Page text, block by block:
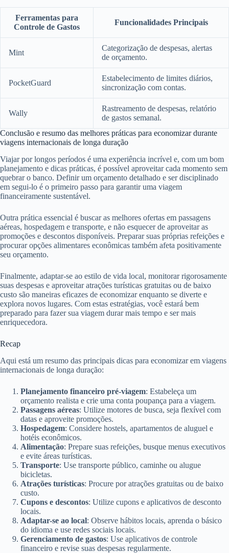
Ferramentas para
Controle de Gastos
Funcionalidades Principais
Mint
Categorização de despesas, alertas
de orçamento.
PocketGuard
Estabelecimento de limites diários,
sincronização com contas.
Wally
Rastreamento de despesas, relatório
de gastos semanal.
Conclusão e resumo das melhores práticas para economizar durante
viagens internacionais de longa duração
Viajar por longos períodos é uma experiência incrível e, com um bom
planejamento e dicas práticas, é possível aproveitar cada momento sem
quebrar o banco. Definir um orçamento detalhado e ser disciplinado
em segui-lo é o primeiro passo para garantir uma viagem
financeiramente sustentável.
Outra prática essencial é buscar as melhores ofertas em passagens
aéreas, hospedagem e transporte, e não esquecer de aproveitar as
promoções e descontos disponíveis. Preparar suas próprias refeições e
procurar opções alimentares econômicas também afeta positivamente
seu orçamento.
Finalmente, adaptar-se ao estilo de vida local, monitorar rigorosamente
suas despesas e aproveitar atrações turísticas gratuitas ou de baixo
custo são maneiras eficazes de economizar enquanto se diverte e
explora novos lugares. Com estas estratégias, você estará bem
preparado para fazer sua viagem durar mais tempo e ser mais
enriquecedora.
Recap
Aqui está um resumo das principais dicas para economizar em viagens
internacionais de longa duração:
Planejamento financeiro pré-viagem: Estabeleça um
orçamento realista e crie uma conta poupança para a viagem.
Passagens aéreas: Utilize motores de busca, seja flexível com
datas e aproveite promoções.
Hospedagem: Considere hostels, apartamentos de aluguel e
hotéis econômicos.
Alimentação: Prepare suas refeições, busque menus executivos
e evite áreas turísticas.
Transporte: Use transporte público, caminhe ou alugue
bicicletas.
Atrações turísticas: Procure por atrações gratuitas ou de baixo
custo.
Cupons e descontos: Utilize cupons e aplicativos de desconto
locais.
Adaptar-se ao local: Observe hábitos locais, aprenda o básico
do idioma e use redes sociais locais.
Gerenciamento de gastos: Use aplicativos de controle
financeiro e revise suas despesas regularmente.